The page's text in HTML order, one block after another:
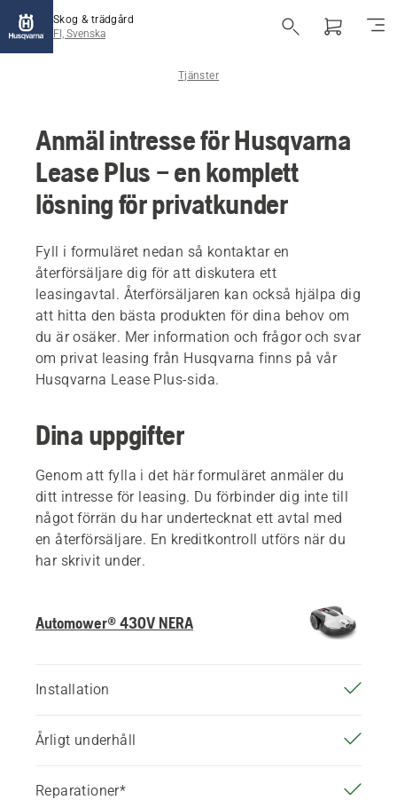
Skog & trädgård
FI, Svenska
Tjänster
Anmäl intresse för Husqvarna
Lease Plus – en komplett
lösning för privatkunder
Fyll i formuläret nedan så kontaktar en
återförsäljare dig för att diskutera ett
leasingavtal. Återförsäljaren kan också hjälpa dig
att hitta den bästa produkten för dina behov om
du är osäker. Mer information och frågor och svar
om privat leasing från Husqvarna finns på vår
Husqvarna Lease Plus-sida.
Dina uppgifter
Genom att fylla i det här formuläret anmäler du
ditt intresse för leasing. Du förbinder dig inte till
något förrän du har undertecknat ett avtal med
en återförsäljare. En kreditkontroll utförs när du
har skrivit under.
Automower® 430V NERA
Installation
Årligt underhåll
Reparationer*